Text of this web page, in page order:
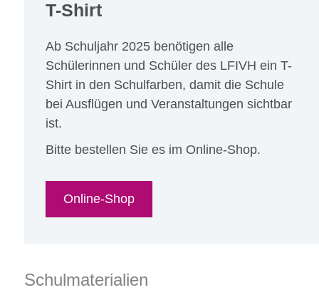
T-Shirt
Ab Schuljahr 2025 benötigen alle
Schülerinnen und Schüler des LFIVH ein T-
Shirt in den Schulfarben, damit die Schule
bei Ausflügen und Veranstaltungen sichtbar
ist.
Bitte bestellen Sie es im Online-Shop.
Online-Shop
Schulmaterialien